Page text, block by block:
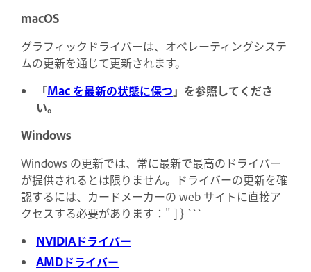
macOS
グラフィックドライバーは、オペレーティングシステ
ムの更新を通じて更新されます。
「Mac を最新の状態に保つ」を参照してくださ
い。
Windows
Windows の更新では、常に最新で最高のドライバー
が提供されるとは限りません。ドライバーの更新を確
認するには、カードメーカーの web サイトに直接ア
クセスする必要があります：" ] } ```
NVIDIAドライバー
AMDドライバー